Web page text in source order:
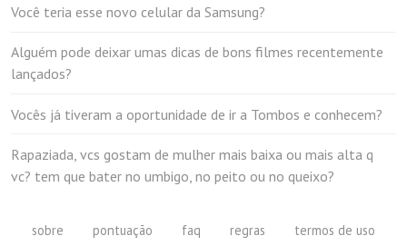
Você teria esse novo celular da Samsung?
Alguém pode deixar umas dicas de bons filmes recentemente
lançados?
Vocês já tiveram a oportunidade de ir a Tombos e conhecem?
Rapaziada, vcs gostam de mulher mais baixa ou mais alta q
vc? tem que bater no umbigo, no peito ou no queixo?
sobre pontuação faq regras
termos de uso